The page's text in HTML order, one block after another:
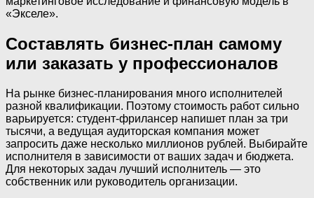
«Экселе».
Составлять бизнес-план самому
или заказать у профессионалов
На рынке бизнес-планирования много исполнителей
разной квалификации. Поэтому стоимость работ сильно
варьируется: студент-фрилансер напишет план за три
тысячи, а ведущая аудиторская компания может
запросить даже несколько миллионов рублей. Выбирайте
исполнителя в зависимости от ваших задач и бюджета.
Для некоторых задач лучший исполнитель — это
собственник или руководитель организации.